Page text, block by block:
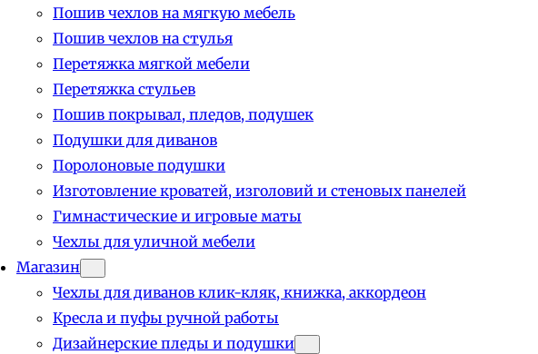
Пошив чехлов на мягкую мебель
Пошив чехлов на стулья
Перетяжка мягкой мебели
Перетяжка стульев
Пошив покрывал, пледов, подушек
Подушки для диванов
Поролоновые подушки
Изготовление кроватей, изголовий и стеновых панелей
Гимнастические и игровые маты
Чехлы для уличной мебели
Магазин
Чехлы для диванов клик-кляк, книжка, аккордеон
Кресла и пуфы ручной работы
Дизайнерские пледы и подушки